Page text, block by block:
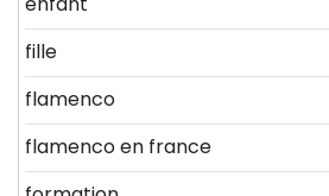
fille
flamenco
flamenco en france